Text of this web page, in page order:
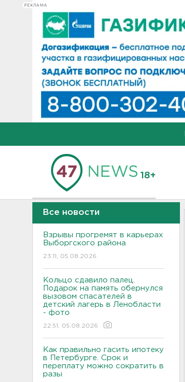
РЕКЛАМА
18+
Все новости
Взрывы прогремят в карьерах
Выборгского района
23:11, 05.08.2026
Кольцо сдавило палец.
Подарок на память обернулся
вызовом спасателей в
детский лагерь в Ленобласти
- фото
22:51, 05.08.2026
Как правильно гасить ипотеку
в Петербурге. Срок и
переплату можно сократить в
разы